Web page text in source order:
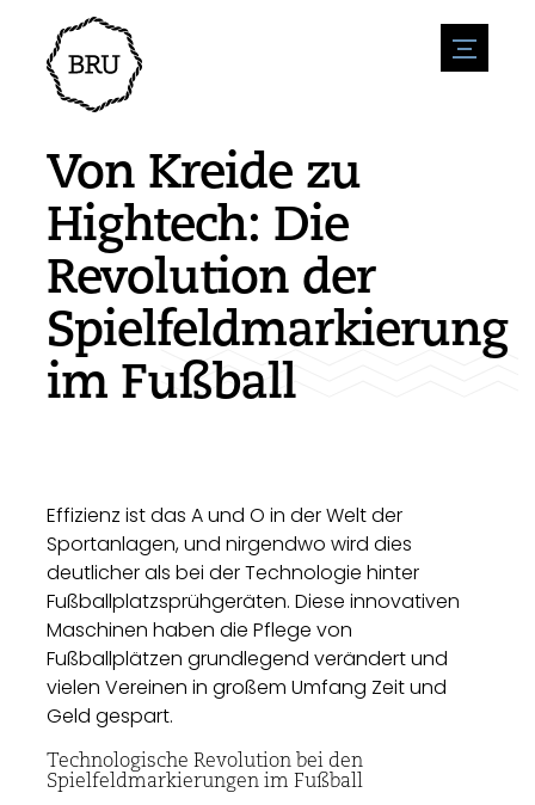
menu
Veranstaltungskalender
Veranstaltung anmelden
Übernachtung
Geschäfte
Natur & wasser
Sport
Sehenswürdigkeiten
Geschichte
Zugänglichkeit
Parken
Wohnumfeld
Um zu unternehmen
Stellenangebote
Stellenangebote veröffentlichen
Unternehmen
BIZ Bruinisse
Nachrichtenübersicht
Neuigkeiten einreichen
Von Kreide zu
Hightech: Die
Revolution der
Spielfeldmarkierung
im Fußball
Effizienz ist das A und O in der Welt der
Sportanlagen, und nirgendwo wird dies
deutlicher als bei der Technologie hinter
Fußballplatzsprühgeräten. Diese innovativen
Maschinen haben die Pflege von
Fußballplätzen grundlegend verändert und
vielen Vereinen in großem Umfang Zeit und
Geld gespart.
Technologische Revolution bei den
Spielfeldmarkierungen im Fußball